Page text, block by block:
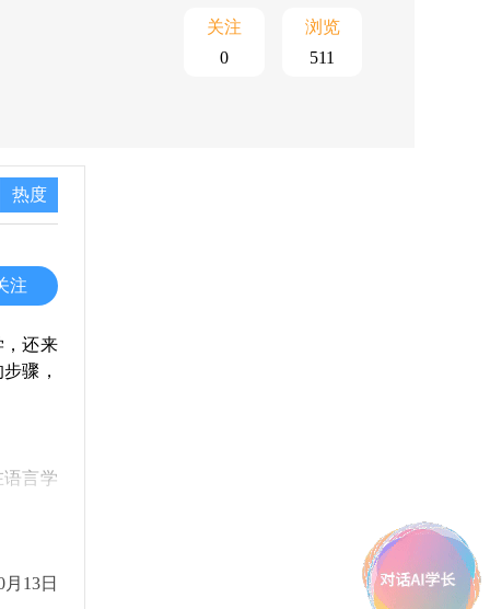
浏览
511
关注
0
热度
注
，还来
骤，
语言学
考虑
13日